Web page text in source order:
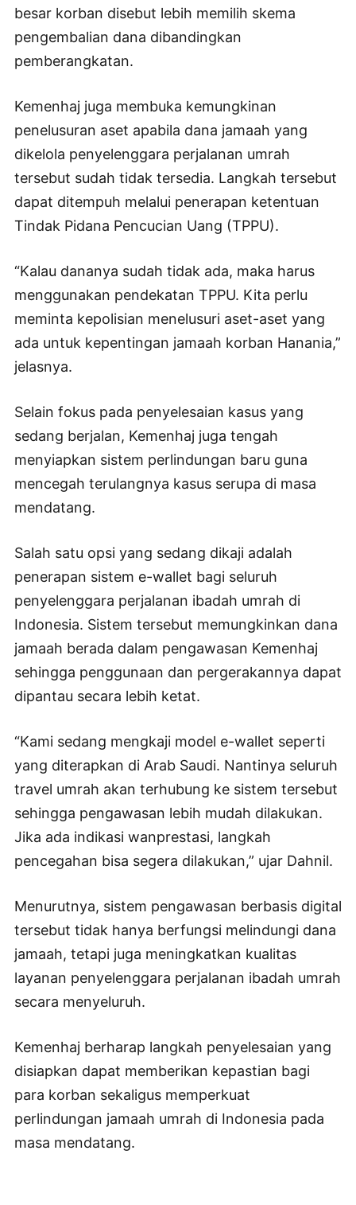
besar korban disebut lebih memilih skema
pengembalian dana dibandingkan
pemberangkatan.
Kemenhaj juga membuka kemungkinan
penelusuran aset apabila dana jamaah yang
dikelola penyelenggara perjalanan umrah
tersebut sudah tidak tersedia. Langkah tersebut
dapat ditempuh melalui penerapan ketentuan
Tindak Pidana Pencucian Uang (TPPU).
“Kalau dananya sudah tidak ada, maka harus
menggunakan pendekatan TPPU. Kita perlu
meminta kepolisian menelusuri aset-aset yang
ada untuk kepentingan jamaah korban Hanania,”
jelasnya.
Selain fokus pada penyelesaian kasus yang
sedang berjalan, Kemenhaj juga tengah
menyiapkan sistem perlindungan baru guna
mencegah terulangnya kasus serupa di masa
mendatang.
Salah satu opsi yang sedang dikaji adalah
penerapan sistem e-wallet bagi seluruh
penyelenggara perjalanan ibadah umrah di
Indonesia. Sistem tersebut memungkinkan dana
jamaah berada dalam pengawasan Kemenhaj
sehingga penggunaan dan pergerakannya dapat
dipantau secara lebih ketat.
“Kami sedang mengkaji model e-wallet seperti
yang diterapkan di Arab Saudi. Nantinya seluruh
travel umrah akan terhubung ke sistem tersebut
sehingga pengawasan lebih mudah dilakukan.
Jika ada indikasi wanprestasi, langkah
pencegahan bisa segera dilakukan,” ujar Dahnil.
Menurutnya, sistem pengawasan berbasis digital
tersebut tidak hanya berfungsi melindungi dana
jamaah, tetapi juga meningkatkan kualitas
layanan penyelenggara perjalanan ibadah umrah
secara menyeluruh.
Kemenhaj berharap langkah penyelesaian yang
disiapkan dapat memberikan kepastian bagi
para korban sekaligus memperkuat
perlindungan jamaah umrah di Indonesia pada
masa mendatang.